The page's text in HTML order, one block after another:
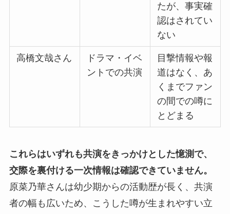
たが、事実確
認はされてい
ない
高橋文哉さん
ドラマ・イベ
ントでの共演
目撃情報や報
道はなく、あ
くまでファン
の間での噂に
とどまる
これらはいずれも共演をきっかけとした憶測で、
交際を裏付ける一次情報は確認できていません。
原菜乃華さんは幼少期からの活動歴が長く、共演
者の幅も広いため、こうした噂が生まれやすい立